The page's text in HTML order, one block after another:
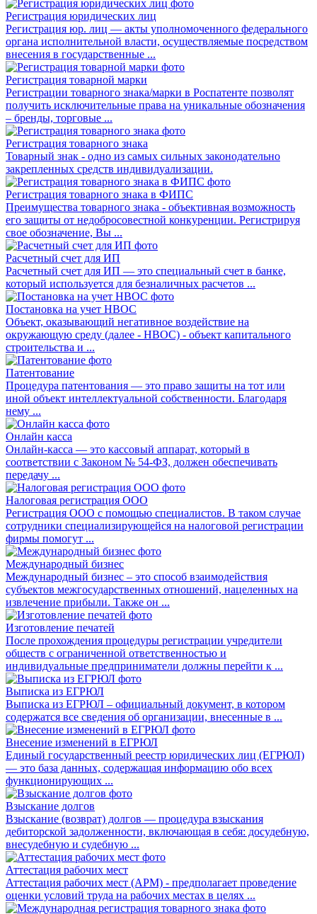
Регистрация юридических лиц
Регистрация юр. лиц — акты уполномоченного федерального
органа исполнительной власти, осуществляемые посредством
внесения в государственные ...
Регистрация товарной марки
Регистрации товарного знака/марки в Роспатенте позволят
получить исключительные права на уникальные обозначения
– бренды, торговые ...
Регистрация товарного знака
Товарный знак - одно из самых сильных законодательно
закрепленных средств индивидуализации.
Регистрация товарного знака в ФИПС
Преимущества товарного знака - объективная возможность
его защиты от недобросовестной конкуренции. Регистрируя
свое обозначение, Вы ...
Расчетный счет для ИП
Расчетный счет для ИП — это специальный счет в банке,
который используется для безналичных расчетов ...
Постановка на учет НВОС
Объект, оказывающий негативное воздействие на
окружающую среду (далее - НВОС) - объект капитального
строительства и ...
Патентование
Процедура патентования — это право защиты на тот или
иной объект интеллектуальной собственности. Благодаря
нему ...
Онлайн касса
Онлайн-касса — это кассовый аппарат, который в
соответствии с Законом № 54-ФЗ, должен обеспечивать
передачу ...
Налоговая регистрация ООО
Регистрация ООО с помощью специалистов. В таком случае
сотрудники специализирующейся на налоговой регистрации
фирмы помогут ...
Международный бизнес
Международный бизнес – это способ взаимодействия
субъектов межгосударственных отношений, нацеленных на
извлечение прибыли. Также он ...
Изготовление печатей
После прохождения процедуры регистрации учредители
обществ с ограниченной ответственностью и
индивидуальные предприниматели должны перейти к ...
Выписка из ЕГРЮЛ
Выписка из ЕГРЮЛ – официальный документ, в котором
содержатся все сведения об организации, внесенные в ...
Внесение изменений в ЕГРЮЛ
Единый государственный реестр юридических лиц (ЕГРЮЛ)
— это база данных, содержащая информацию обо всех
функционирующих ...
Взыскание долгов
Взыскание (возврат) долгов — процедура взыскания
дебиторской задолженности, включающая в себя: досудебную,
внесудебную и судебную ...
Аттестация рабочих мест
Аттестация рабочих мест (АРМ) - предполагает проведение
оценки условий труда на рабочих местах в целях ...